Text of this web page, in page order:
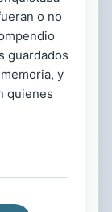
o no
guardados
y
quienes